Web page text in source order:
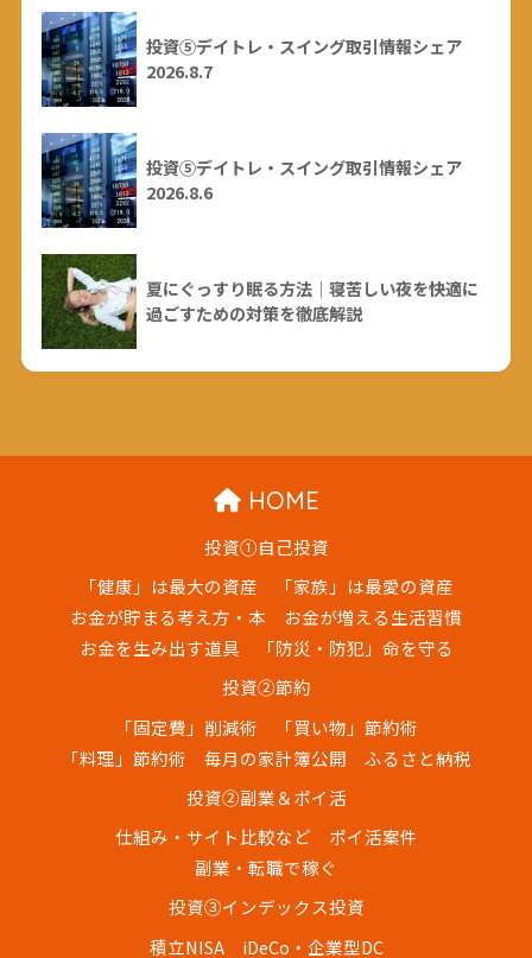
投資⑤デイトレ・スイング取引情報シェア
2026.8.7
投資⑤デイトレ・スイング取引情報シェア
2026.8.6
夏にぐっすり眠る方法｜寝苦しい夜を快適に
過ごすための対策を徹底解説
HOME
投資①自己投資
「健康」は最大の資産
「家族」は最愛の資産
お金が貯まる考え方・本
お金が増える生活習慣
お金を生み出す道具
「防災・防犯」命を守る
投資②節約
「固定費」削減術
「買い物」節約術
「料理」節約術
毎月の家計簿公開
ふるさと納税
投資②副業＆ポイ活
仕組み・サイト比較など
ポイ活案件
副業・転職で稼ぐ
投資③インデックス投資
積立NISA
iDeCo・企業型DC